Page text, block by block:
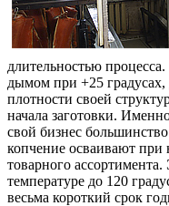
длительностью
дымом при +25 градусах,
плотности своей
начала заготовки.
свой бизнес
копчение осваивают при
товарного
температуре до 120
весьма короткий срок